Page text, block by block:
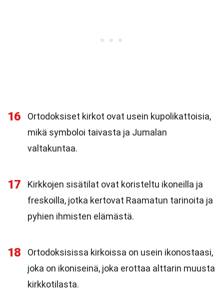
16
Ortodoksiset kirkot ovat usein kupolikattoisia,
mikä symboloi taivasta ja Jumalan
valtakuntaa.
17
Kirkkojen sisätilat ovat koristeltu ikoneilla ja
freskoilla, jotka kertovat Raamatun tarinoita ja
pyhien ihmisten elämästä.
18
Ortodoksisissa kirkoissa on usein ikonostaasi,
joka on ikoniseinä, joka erottaa alttarin muusta
kirkkotilasta.